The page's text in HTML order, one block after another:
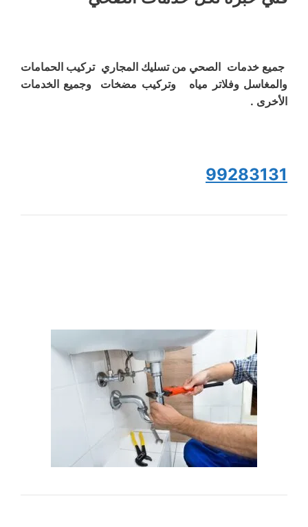
جميع خدمات الصحي من تسليك المجاري تركيب الحمامات
والمغاسل وفلاتر مياه وتركيب مضخات وجميع الخدمات
الأخرى .
99283131